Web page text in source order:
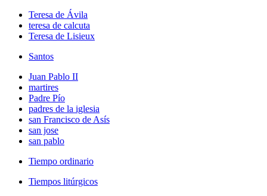
Teresa de Ávila
teresa de calcuta
Teresa de Lisieux
Santos
Juan Pablo II
martires
Padre Pío
padres de la iglesia
san Francisco de Asís
san jose
san pablo
Tiempo ordinario
Tiempos litúrgicos